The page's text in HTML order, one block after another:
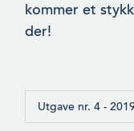
kommer et
der!
Utgave nr. 4 -